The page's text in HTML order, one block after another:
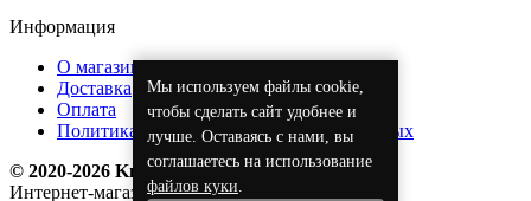
Мы используем файлы cookie,
чтобы сделать сайт удобнее и
лучше. Оставаясь с нами, вы
соглашаетесь на использование
файлов куки.
Информация
О магазине
Доставка
Оплата
Политика обработки персональных данных
© 2020-2026 KnifeOpt.ru
Интернет-магазин